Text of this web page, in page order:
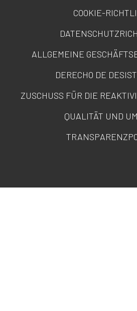
COOKIE-
ALLGEMEINE
DERECHO DE
ZUSCHUSS FÜR DIE
QUALITÄT UND